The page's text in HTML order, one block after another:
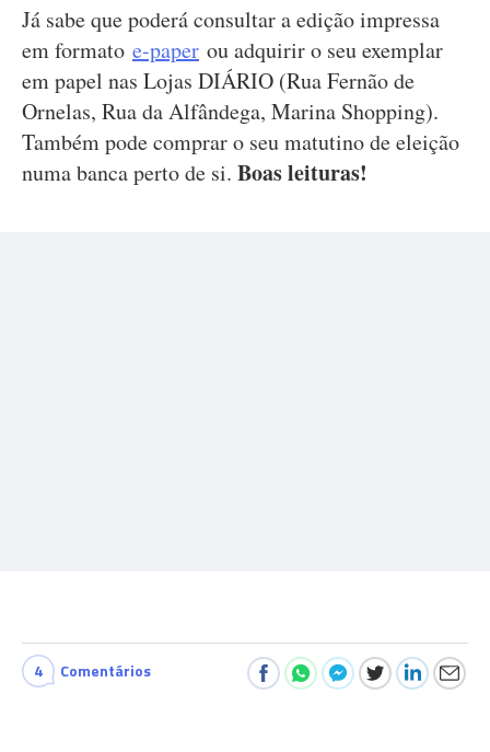
Já sabe que poderá consultar a edição impressa
em formato e-paper ou adquirir o seu exemplar
em papel nas Lojas DIÁRIO (Rua Fernão de
Ornelas, Rua da Alfândega, Marina Shopping).
Também pode comprar o seu matutino de eleição
numa banca perto de si. Boas leituras!
4 Comentários